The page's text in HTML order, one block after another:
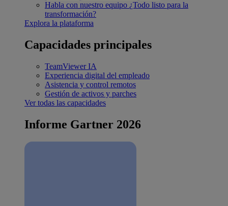
Habla con nuestro equipo ¿Todo listo para la
transformación?
Explora la plataforma
Capacidades principales
TeamViewer IA
Experiencia digital del empleado
Asistencia y control remotos
Gestión de activos y parches
Ver todas las capacidades
Informe Gartner 2026